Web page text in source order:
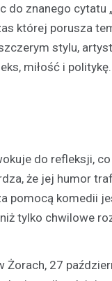
znanego cytatu
której porusza
stylu,
miłość i politykę.
do refleksji,
że jej humor
komedii
tylko chwilowe
Żorach, 27